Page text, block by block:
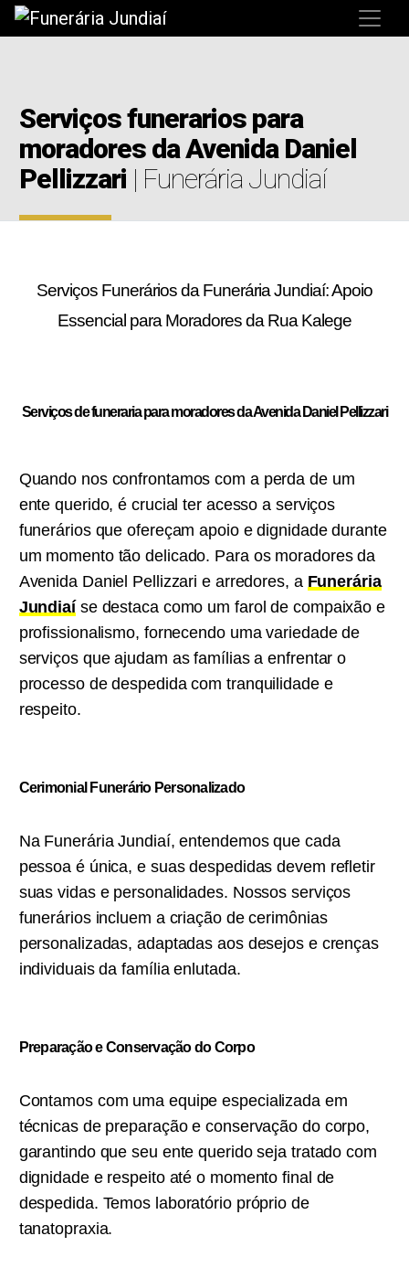
Serviços funerarios para
moradores da Avenida Daniel
Pellizzari | Funerária Jundiaí
Serviços Funerários da Funerária Jundiaí: Apoio
Essencial para Moradores da Rua Kalege
Serviços de funeraria para moradores da Avenida Daniel Pellizzari
Quando nos confrontamos com a perda de um
ente querido, é crucial ter acesso a serviços
funerários que ofereçam apoio e dignidade durante
um momento tão delicado. Para os moradores da
Avenida Daniel Pellizzari e arredores, a Funerária
Jundiaíse destaca como um farol de compaixão e
profissionalismo, fornecendo uma variedade de
serviços que ajudam as famílias a enfrentar o
processo de despedida com tranquilidade e
respeito.
Cerimonial Funerário Personalizado
Na Funerária Jundiaí, entendemos que cada
pessoa é única, e suas despedidas devem refletir
suas vidas e personalidades. Nossos serviços
funerários incluem a criação de cerimônias
personalizadas, adaptadas aos desejos e crenças
individuais da família enlutada.
Preparação e Conservação do Corpo
Contamos com uma equipe especializada em
técnicas de preparação e conservação do corpo,
garantindo que seu ente querido seja tratado com
dignidade e respeito até o momento final de
despedida. Temos laboratório próprio de
tanatopraxia.